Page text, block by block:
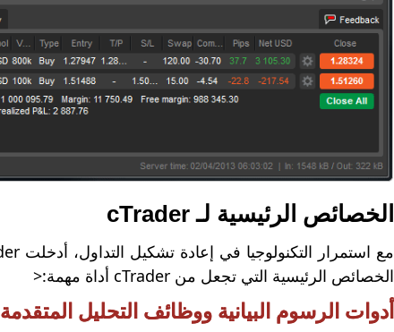
الخصائص الرئيسية لـ cTrader
الخصائص الرئيسية التي تجعل من cTrader أداة مهمة:<
أدوات الرسوم البيانية ووظائف التحليل المتقدمة